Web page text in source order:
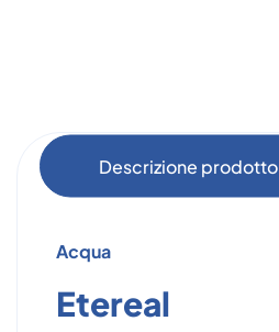
Descrizione prodotto
Acqua
Etereal